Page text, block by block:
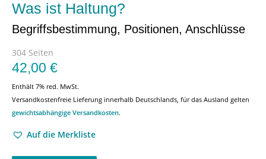
Was ist Haltung?
Begriffsbestimmung, Positionen, Anschlüsse
304 Seiten
42,00 €
Enthält 7% red. MwSt.
Versandkostenfreie Lieferung innerhalb Deutschlands, für das Ausland gelten
gewichtsabhängige Versandkosten.
Auf die Merkliste